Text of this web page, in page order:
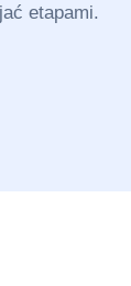
etapami.